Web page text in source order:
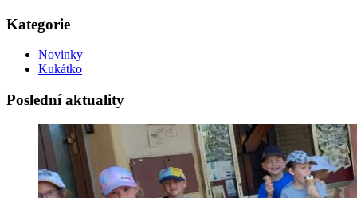
Kategorie
Novinky
Kukátko
Poslední aktuality